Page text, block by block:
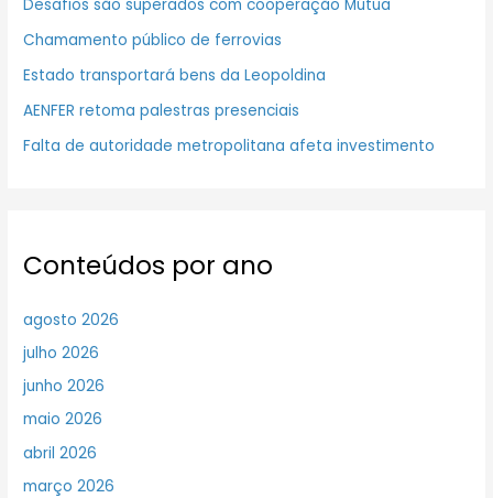
Desafios são superados com cooperação Mútua
Chamamento público de ferrovias
Estado transportará bens da Leopoldina
AENFER retoma palestras presenciais
Falta de autoridade metropolitana afeta investimento
Conteúdos por ano
agosto 2026
julho 2026
junho 2026
maio 2026
abril 2026
março 2026